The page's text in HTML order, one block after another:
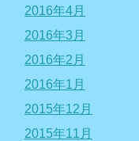
2016年4月
2016年3月
2016年2月
2016年1月
2015年12月
2015年11月